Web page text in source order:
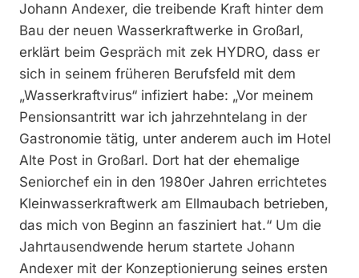
Johann Andexer, die treibende Kraft hinter dem
Bau der neuen Wasserkraftwerke in Großarl,
erklärt beim Gespräch mit zek HYDRO, dass er
sich in seinem früheren Berufsfeld mit dem
„Wasserkraftvirus“ infiziert habe: „Vor meinem
Pensionsantritt war ich jahrzehntelang in der
Gastronomie tätig, unter anderem auch im Hotel
Alte Post in Großarl. Dort hat der ehemalige
Seniorchef ein in den 1980er Jahren errichtetes
Kleinwasserkraftwerk am Ellmaubach betrieben,
das mich von Beginn an fasziniert hat.“ Um die
Jahrtausendwende herum startete Johann
Andexer mit der Konzeptionierung seines ersten